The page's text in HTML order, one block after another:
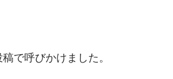
で呼びかけました。